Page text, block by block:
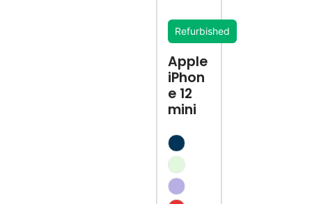
Refurbished
Apple
iPhon
e 12
mini